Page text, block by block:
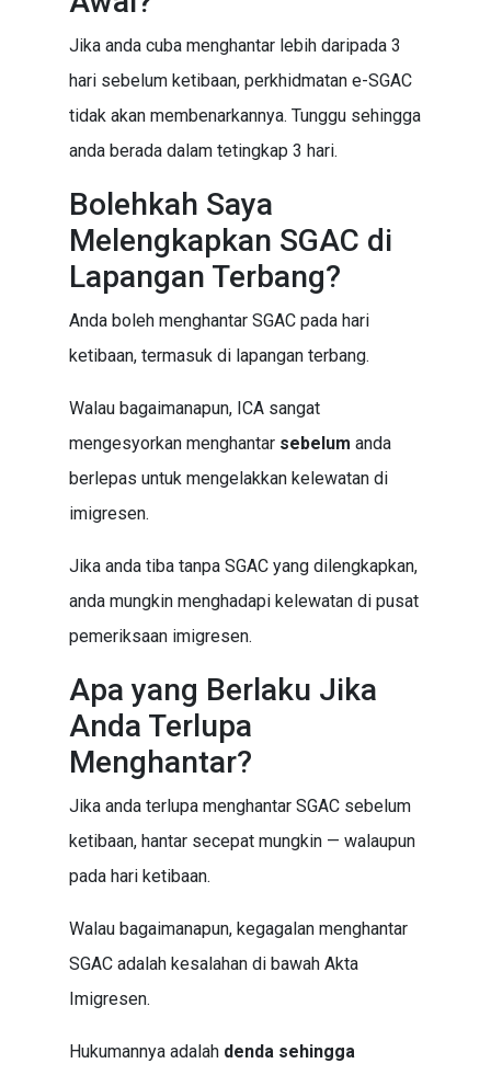
Jika anda cuba menghantar lebih daripada 3
hari sebelum ketibaan, perkhidmatan e-SGAC
tidak akan membenarkannya. Tunggu sehingga
anda berada dalam tetingkap 3 hari.
Bolehkah Saya
Melengkapkan SGAC di
Lapangan Terbang?
Anda boleh menghantar SGAC pada hari
ketibaan, termasuk di lapangan terbang.
Walau bagaimanapun, ICA sangat
mengesyorkan menghantar sebelum anda
berlepas untuk mengelakkan kelewatan di
imigresen.
Jika anda tiba tanpa SGAC yang dilengkapkan,
anda mungkin menghadapi kelewatan di pusat
pemeriksaan imigresen.
Apa yang Berlaku Jika
Anda Terlupa
Menghantar?
Jika anda terlupa menghantar SGAC sebelum
ketibaan, hantar secepat mungkin — walaupun
pada hari ketibaan.
Walau bagaimanapun, kegagalan menghantar
SGAC adalah kesalahan di bawah Akta
Imigresen.
Hukumannya adalah denda sehingga